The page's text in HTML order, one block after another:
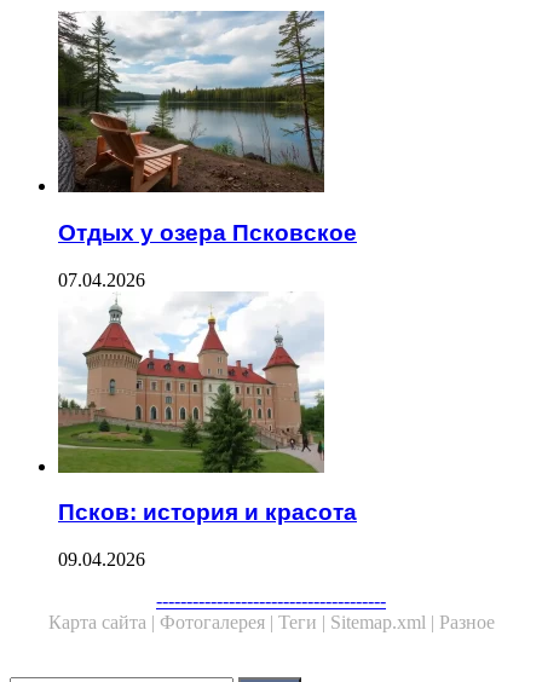
Отдых у озера Псковское
07.04.2026
Псков: история и красота
09.04.2026
--------------------------------------
Карта сайта | Фотогалерея | Теги | Sitemap.xml | Разное